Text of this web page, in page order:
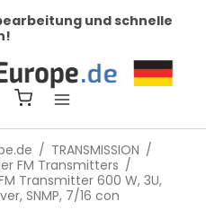
und schnelle
Bei uns
/ TRANSMISSION /
FM Transmitters /
Transmitter 600 W, 3U,
SNMP, 7/16 con